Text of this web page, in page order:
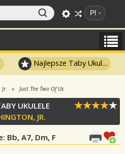
Pl
Najlepsze Taby Ukulele
Just The Two Of Us
UKULELE
JR.
: Bb, A7, Dm, F